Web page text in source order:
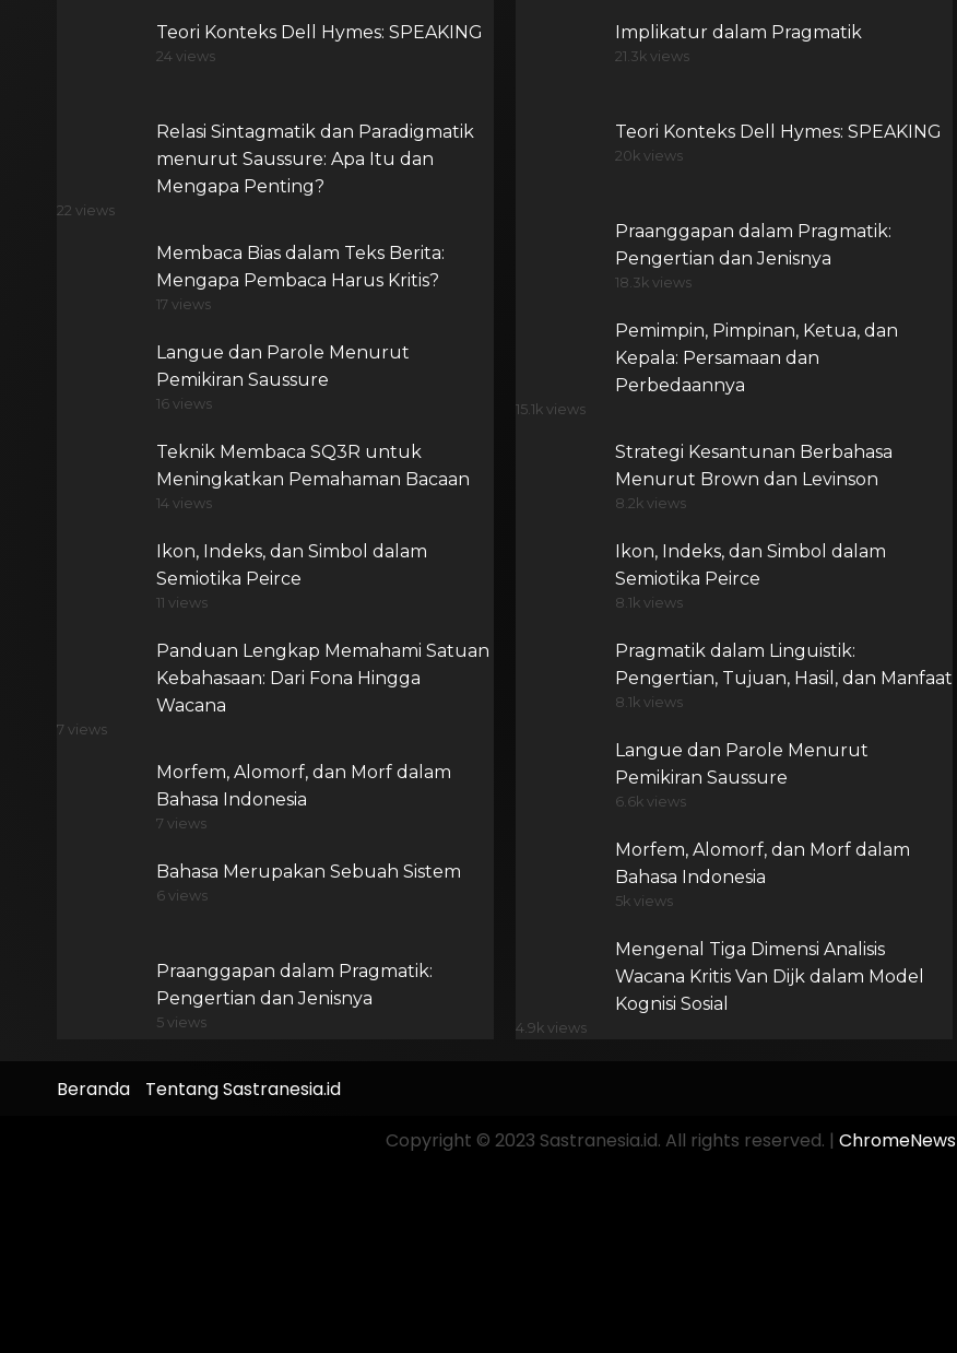
Teori Konteks Dell Hymes: SPEAKING
24 views
Relasi Sintagmatik dan Paradigmatik
menurut Saussure: Apa Itu dan
Mengapa Penting?
22 views
Membaca Bias dalam Teks Berita:
Mengapa Pembaca Harus Kritis?
17 views
Langue dan Parole Menurut
Pemikiran Saussure
16 views
Teknik Membaca SQ3R untuk
Meningkatkan Pemahaman Bacaan
14 views
Ikon, Indeks, dan Simbol dalam
Semiotika Peirce
11 views
Panduan Lengkap Memahami Satuan
Kebahasaan: Dari Fona Hingga
Wacana
7 views
Morfem, Alomorf, dan Morf dalam
Bahasa Indonesia
7 views
Bahasa Merupakan Sebuah Sistem
6 views
Praanggapan dalam Pragmatik:
Pengertian dan Jenisnya
5 views
Implikatur dalam Pragmatik
21.3k views
Teori Konteks Dell Hymes: SPEAKING
20k views
Praanggapan dalam Pragmatik:
Pengertian dan Jenisnya
18.3k views
Pemimpin, Pimpinan, Ketua, dan
Kepala: Persamaan dan
Perbedaannya
15.1k views
Strategi Kesantunan Berbahasa
Menurut Brown dan Levinson
8.2k views
Ikon, Indeks, dan Simbol dalam
Semiotika Peirce
8.1k views
Pragmatik dalam Linguistik:
Pengertian, Tujuan, Hasil, dan Manfaat
8.1k views
Langue dan Parole Menurut
Pemikiran Saussure
6.6k views
Morfem, Alomorf, dan Morf dalam
Bahasa Indonesia
5k views
Mengenal Tiga Dimensi Analisis
Wacana Kritis Van Dijk dalam Model
Kognisi Sosial
4.9k views
Beranda Tentang Sastranesia.id
Copyright © 2023 Sastranesia.id. All rights reserved. | ChromeNews